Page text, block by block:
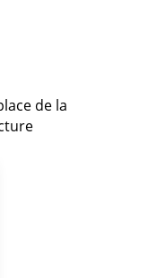
de la